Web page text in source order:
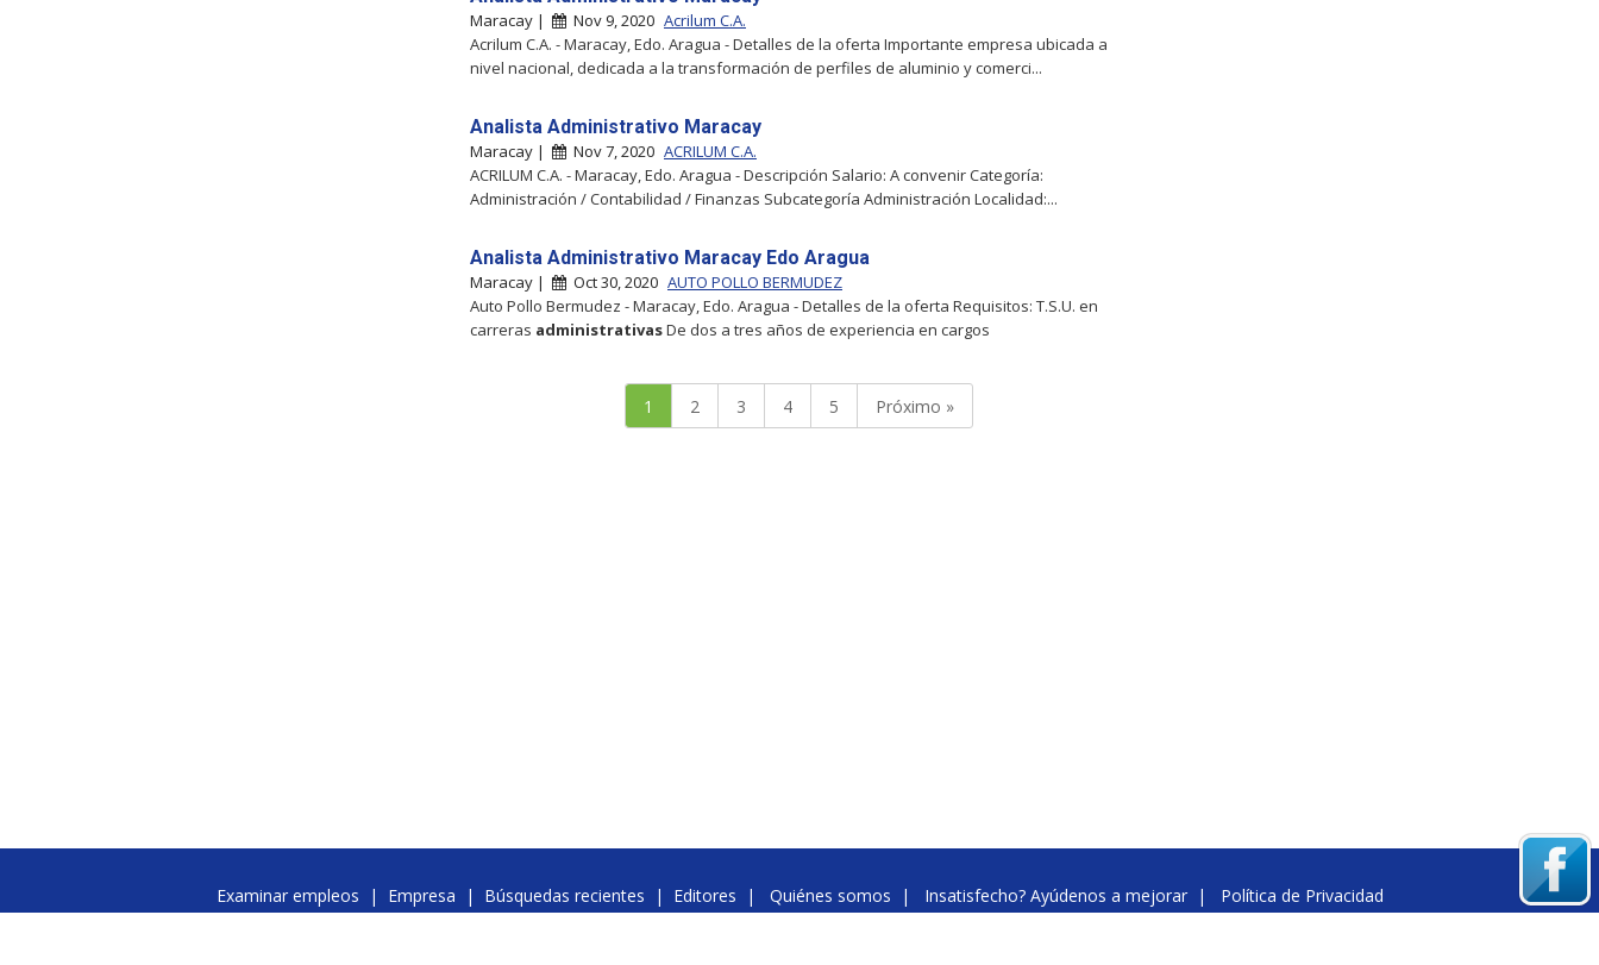
Maracay | Nov 9, 2020 Acrilum C.A.
Acrilum C.A. - Maracay, Edo. Aragua - Detalles de la oferta Importante empresa ubicada a
nivel nacional, dedicada a la transformación de perfiles de aluminio y comerci...
Analista Administrativo Maracay
Maracay | Nov 7, 2020 ACRILUM C.A.
ACRILUM C.A. - Maracay, Edo. Aragua - Descripción Salario: A convenir Categoría:
Administración / Contabilidad / Finanzas Subcategoría Administración Localidad:...
Analista Administrativo Maracay Edo Aragua
Maracay | Oct 30, 2020 AUTO POLLO BERMUDEZ
Auto Pollo Bermudez - Maracay, Edo. Aragua - Detalles de la oferta Requisitos: T.S.U. en
carreras administrativasDe dos a tres años de experiencia en cargos
1 2 3 4 5 Próximo »
Examinar empleos | Empresa | Búsquedas recientes | Editores | Quiénes somos | Insatisfecho? Ayúdenos a mejorar| Política de Privacidad